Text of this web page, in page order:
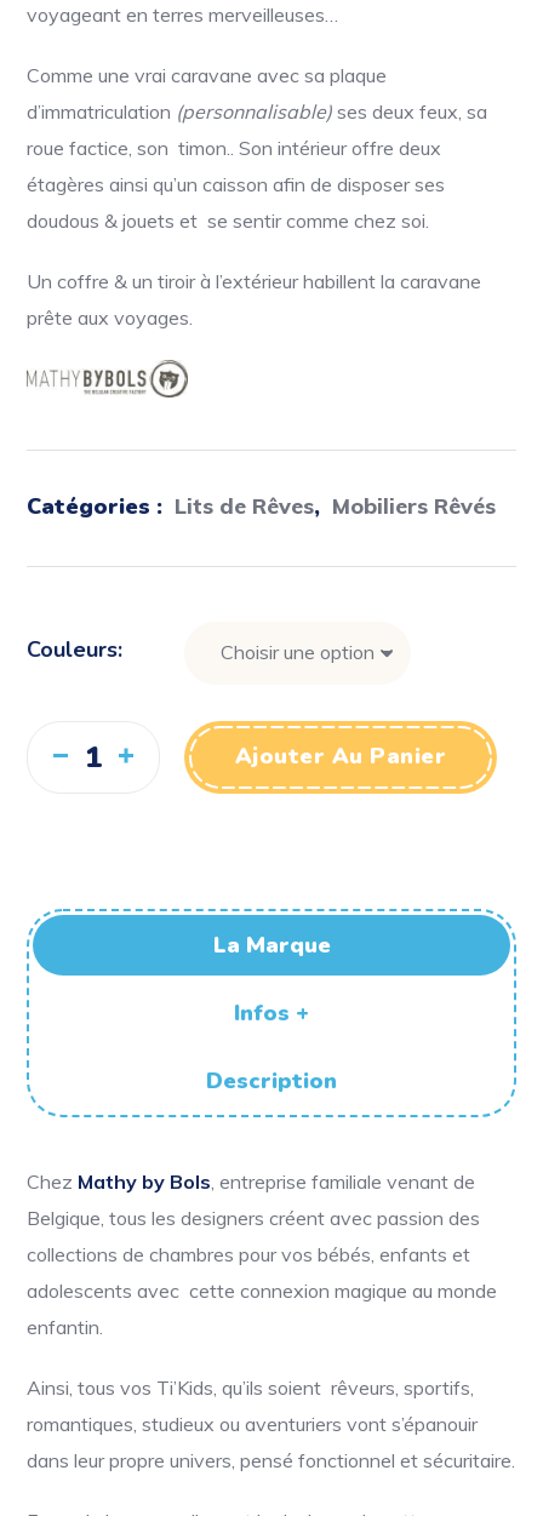
voyageant en terres merveilleuses…
Comme une vrai caravane avec sa plaque
d’immatriculation (personnalisable) ses deux feux, sa
roue factice, son timon.. Son intérieur offre deux
étagères ainsi qu’un caisson afin de disposer ses
doudous & jouets et se sentir comme chez soi.
Un coffre & un tiroir à l’extérieur habillent la caravane
prête aux voyages.
Catégories : Lits de Rêves, Mobiliers Rêvés
Couleurs
Ajouter Au Panier
La Marque
Infos +
Description
Chez Mathy by Bols , entreprise familiale venant de
Belgique, tous les designers créent avec passion des
collections de chambres pour vos bébés, enfants et
adolescents avec cette connexion magique au monde
enfantin.
Ainsi, tous vos Ti’Kids, qu’ils soient rêveurs, sportifs,
romantiques, studieux ou aventuriers vont s’épanouir
dans leur propre univers, pensé fonctionnel et sécuritaire.